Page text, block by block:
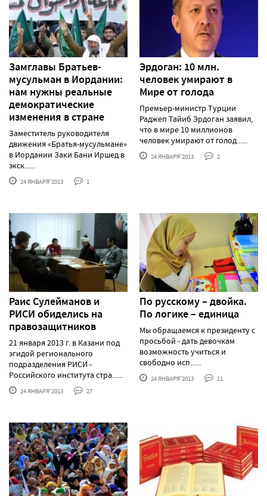
Замглавы Братьев-
мусульман в Иордании:
нам нужны реальные
демократические
изменения в стране
Заместитель руководителя
движения «Братья-мусульмане»
в Иордании Заки Бани Иршед в
экск......
24 ЯНВАРЯ'2013 1
Эрдоган: 10 млн.
человек умирают в
Мире от голода
Премьер-министр Турции
Раджеп Тайиб Эрдоган заявил,
что в мире 10 миллионов
человек умирают от голод......
24 ЯНВАРЯ'2013 2
Раис Сулейманов и
РИСИ обиделись на
правозащитников
21 января 2013 г. в Казани под
эгидой регионального
подразделения РИСИ -
Российского института стра......
24 ЯНВАРЯ'2013 27
По русскому – двойка.
По логике – единица
Мы обращаемся к президенту с
просьбой - дать девочкам
возможность учиться и
свободно исп......
24 ЯНВАРЯ'2013 11